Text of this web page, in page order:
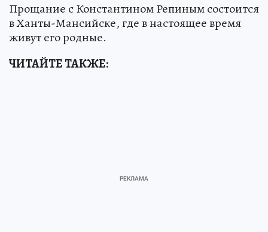
Прощание с Константином Репиным состоится
в Ханты-Мансийске, где в настоящее время
живут его родные.
ЧИТАЙТЕ ТАКЖЕ: